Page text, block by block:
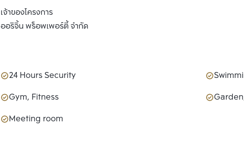
เจ้าของโครงการ
ออริจิ้น พร็อพเพอร์ตี้ จำกัด
24 Hours Security
Gym, Fitness
Meeting room